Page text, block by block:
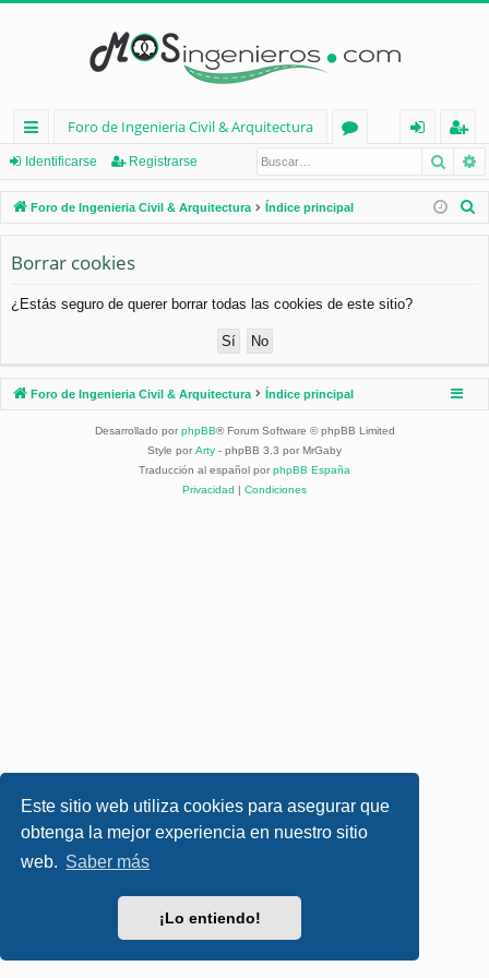
Este sitio web utiliza cookies para asegurar que
obtenga la mejor experiencia en nuestro sitio
web. Saber más
¡Lo entiendo!
nl
ac
es
rá
pi
os
Foro de Ingenieria Civil & Arquitectura
os
nt
ifi
eg
ist
ra
Identificarse Registrarse
Foro de Ingenieria Civil & Arquitectura Índice principal
Borrar cookies
¿Estás seguro de querer borrar todas las cookies de este sitio?
Foro de Ingenieria Civil & Arquitectura Índice principal
Desarrollado por phpBB® Forum Software © phpBB Limited
Style por Arty - phpBB 3.3 por MrGaby
Traducción al español por phpBB España
Privacidad | Condiciones